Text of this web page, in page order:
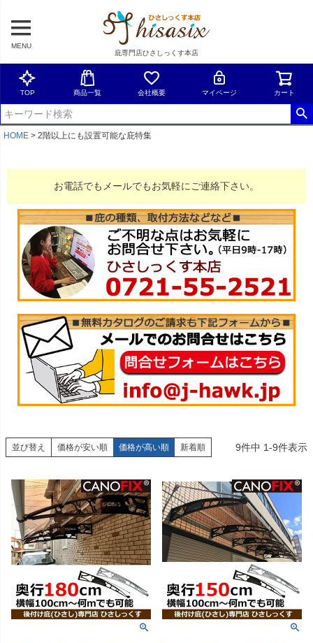
MENU
庇専門店ひさしっくす本店
TOP 商品一覧 会社概要 マイページ カート
HOME 2階以上にも設置可能な庇特集
お電話でもメールでもお気軽にご連絡下さい。
並び替え 価格が安い順 価格が高い順 新着順 9件中 1-9件表示